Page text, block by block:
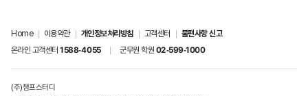
[소문내기 이벤트 유의사항]
- 해당 이벤트는 로그인 후, 참여 가능합니다.
- 동일한 URL은 한 번 참여한 것으로 인정됩니다.
Home 이용약관 개인정보처리방침 고객센터
불편사항 신고
온라인 고객센터1588-4055 군무원 학원 02-599-1000
(주)챔프스터디